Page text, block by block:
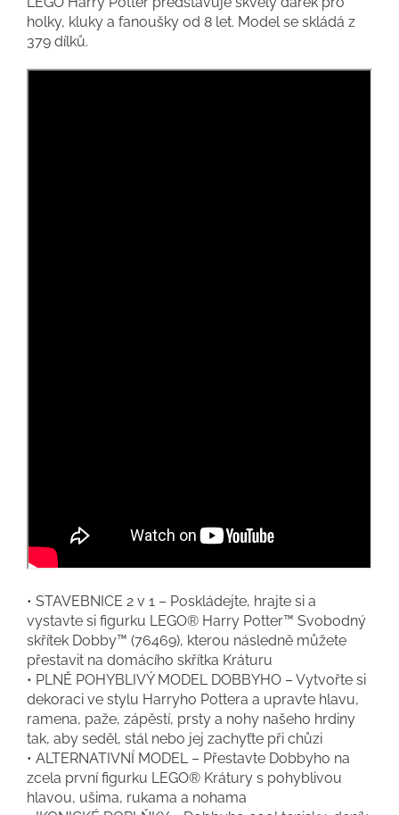
holky, kluky a fanoušky od 8 let. Model se skládá z
379 dílků.
• STAVEBNICE 2 v 1 – Poskládejte, hrajte si a
vystavte si figurku LEGO® Harry Potter™ Svobodný
skřítek Dobby™ (76469), kterou následně můžete
přestavit na domácího skřítka Kráturu
• PLNĚ POHYBLIVÝ MODEL DOBBYHO – Vytvořte si
dekoraci ve stylu Harryho Pottera a upravte hlavu,
ramena, paže, zápěstí, prsty a nohy našeho hrdiny
tak, aby seděl, stál nebo jej zachyťte při chůzi
• ALTERNATIVNÍ MODEL – Přestavte Dobbyho na
zcela první figurku LEGO® Krátury s pohyblivou
hlavou, ušima, rukama a nohama